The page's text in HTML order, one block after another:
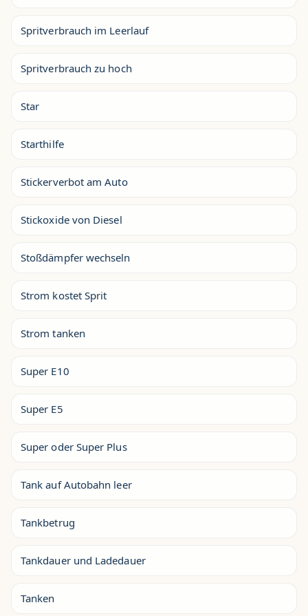
Spritverbrauch im Leerlauf
Spritverbrauch zu hoch
Star
Starthilfe
Stickerverbot am Auto
Stickoxide von Diesel
Stoßdämpfer wechseln
Strom kostet Sprit
Strom tanken
Super E10
Super E5
Super oder Super Plus
Tank auf Autobahn leer
Tankbetrug
Tankdauer und Ladedauer
Tanken